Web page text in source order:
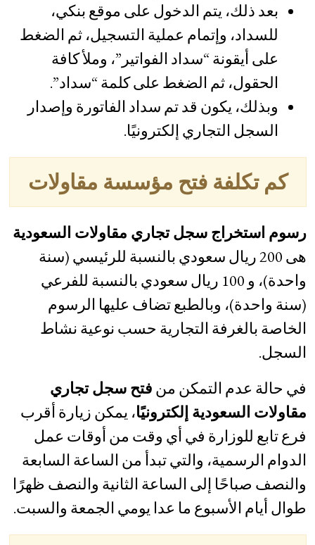
بعد ذلك، يتم الدخول على موقع بنكي،
للسداد، وإتمام عملية التسجيل، ثم الضغط
على أيقونة “سداد الفواتير”، وملأ كافة
الحقول، ثم الضغط على كلمة “سداد”.
وبذلك، يكون قد تم سداد الفاتورة وإصدار
السجل التجاري إلكترونيًا.
كم تكلفة فتح مؤسسة مقاولات
رسوم استخراج سجل تجاري مقاولات السعودية
هى 200 ريال سعودي بالنسبة للرئيسي (سنة
واحدة)، و 100 ريال سعودي بالنسبة للفرعي
(سنة واحدة)، وبالطبع تضاف عليها الرسوم
الخاصة بالغرفة التجارية حسب نوعية نشاط
السجل.
في حالة عدم التمكن منفتح سجل تجاري
مقاولات السعودية إلكترونيًا، يمكن زيارة أقرب
فرع تابع للوزارة في أي وقت من أوقات عمل
الدوام الرسمية، والتي تبدأ من الساعة السابعة
والنصف صباحًا إلى الساعة الثانية والنصف ظهرًا
طوال أيام الأسبوع ما عدا يومي الجمعة والسبت.